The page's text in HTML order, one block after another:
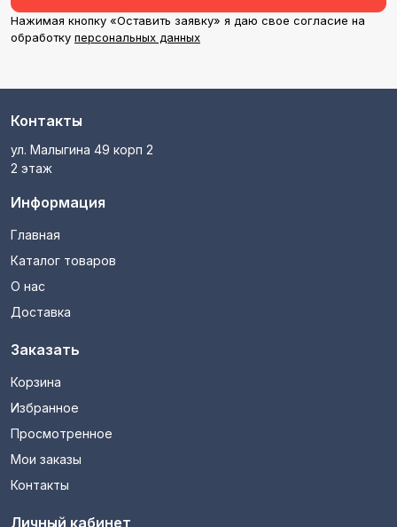
Нажимая кнопку «Оставить заявку» я даю свое согласие на
обработку персональных данных
Контакты
ул. Малыгина 49 корп 2
2 этаж
Информация
Главная
Каталог товаров
О нас
Доставка
Заказать
Корзина
Избранное
Просмотренное
Мои заказы
Контакты
Личный кабинет